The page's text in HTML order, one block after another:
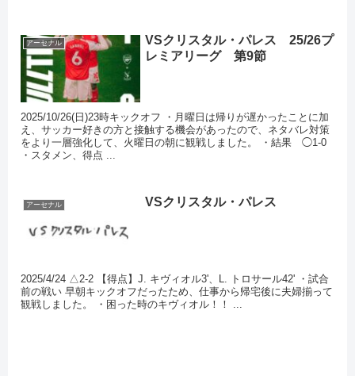
アーセナル
VSクリスタル・パレス 25/26プ
レミアリーグ 第9節
2025/10/26(日)23時キックオフ ・月曜日は帰りが遅かったことに加
え、サッカー好きの方と接触する機会があったので、ネタバレ対策
をより一層強化して、火曜日の朝に観戦しました。 ・結果 ◯1-0
・スタメン、得点 ...
アーセナル VSクリスタル・パレス
2025/4/24 △2-2 【得点】J. キヴィオル3'、L. トロサール42' ・試合
前の戦い 早朝キックオフだったため、仕事から帰宅後に夫婦揃って
観戦しました。 ・困った時のキヴィオル！！ ...